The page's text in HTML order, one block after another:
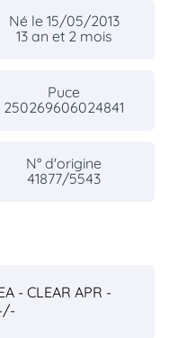
Né le 15/05/2013
13 an et 2 mois
Puce
250269606024841
N° d'origine
41877/5543
- CLEAR APR -